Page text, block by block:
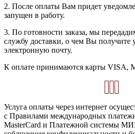
2. После оплаты Вам придет
запущен в работу.
3. По готовности заказа, мы
службу доставки, о чем Вы получите
электронную почту.
К оплате принимаются карты VISA,
Услуга оплаты через интернет
с Правилами международных
MasterCard и Платежной системы